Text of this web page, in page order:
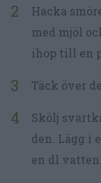
Hacka
med mjöl
ihop till en
Täck över
Skölj
den. Lägg i
en dl vatten.